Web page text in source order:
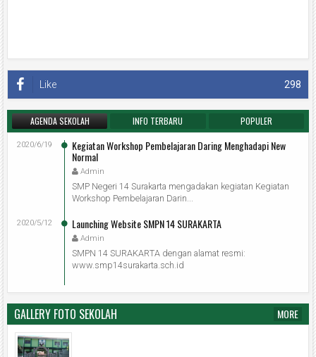
298
Like
AGENDA SEKOLAH INFO TERBARU POPULER
Kegiatan Workshop Pembelajaran Daring Menghadapi New
Normal
Admin
2020/6/19
SMP Negeri 14 Surakarta mengadakan kegiatan Kegiatan
Workshop Pembelajaran Darin...
Launching Website SMPN 14 SURAKARTA
Admin
2020/5/12
SMPN 14 SURAKARTA dengan alamat resmi:
www.smp14surakarta.sch.id
GALLERY FOTO SEKOLAH MORE